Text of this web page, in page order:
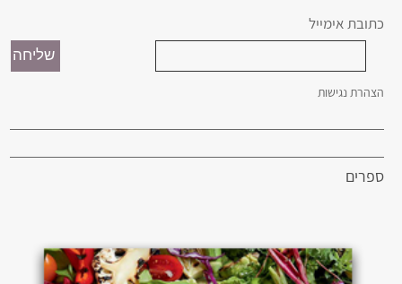
כתובת אימייל
הצהרת נגישות
ספרים